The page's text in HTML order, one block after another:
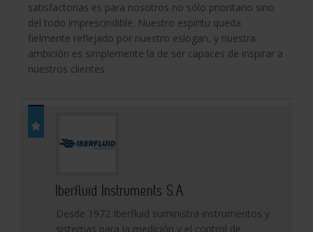
satisfactorias es para nosotros no sólo prioritario sino
del todo imprescindible. Nuestro espíritu queda
fielmente reflejado por nuestro eslogan, y nuestra
ambición es simplemente la de ser capaces de inspirar a
nuestros clientes.
Iberfluid Instruments S.A.
Desde 1972 Iberfluid suministra instrumentos y
sistemas para la medición y el control de